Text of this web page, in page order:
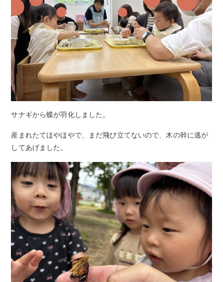
サナギから蝶が羽化しました。
産まれたてほやほやで、まだ飛び立てないので、木の幹に逃が
してあげました。